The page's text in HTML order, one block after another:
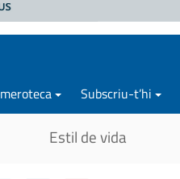
Subscriu-t’hi
Estil de vida